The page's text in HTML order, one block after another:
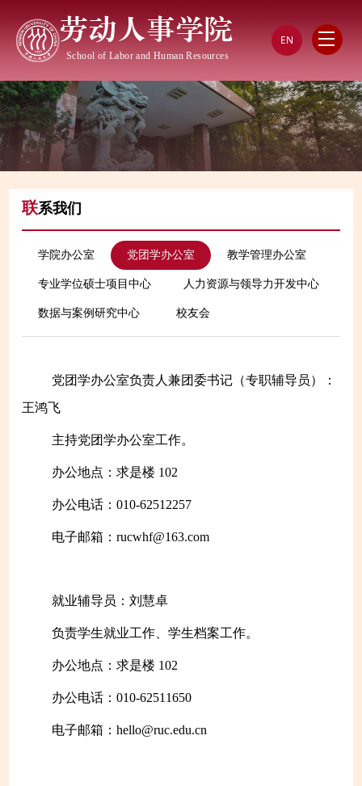
劳动人事学院
School of Labor and Human Resources
EN
联系我们
学院办公室 党团学办公室 教学管理办公室
专业学位硕士项目中心 人力资源与领导力开发中心
数据与案例研究中心 校友会
党团学办公室负责人兼团委书记（专职辅导员）：
王鸿飞
主持党团学办公室工作。
办公地点：求是楼 102
办公电话：010-62512257
电子邮箱：rucwhf@163.com
就业辅导员：刘慧卓
负责学生就业工作、学生档案工作。
办公地点：求是楼 102
办公电话：010-62511650
电子邮箱：hello@ruc.edu.cn